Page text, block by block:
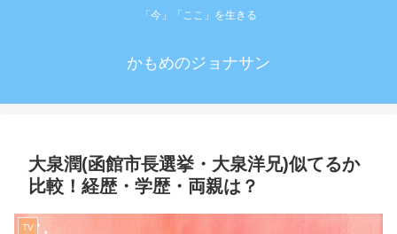
「今」「ここ」を生きる
かもめのジョナサン
大泉潤(函館市長選挙・大泉洋兄)似てるか
比較！経歴・学歴・両親は？
TV